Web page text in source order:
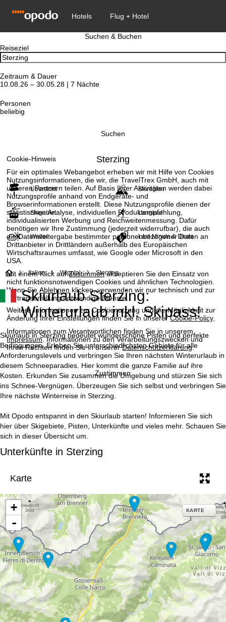
Cookie-Hinweis
Für ein optimales Webangebot erheben wir mit Hilfe von Cookies
Nutzungsinformationen, die wir, die TravelTrex GmbH, auch mit
unseren Partnern teilen. Auf Basis Ihrer Aktivitäten werden dabei
Nutzungsprofile anhand von Endgeräte- und
Browserinformationen erstellt. Diese Nutzungsprofile dienen der
statistischen Analyse, individuellen Produktempfehlung,
individualisierten Werbung und Reichweitenmessung. Dafür
benötigen wir Ihre Zustimmung (jederzeit widerrufbar), die auch
die Datenweitergabe bestimmter personenbezogener Daten an
Drittanbieter in Drittländern außerhalb des Europäischen
Wirtschaftsraumes umfasst, wie Google oder Microsoft in den
USA.
Mit einem Klick aufZustimmenakzeptieren Sie den Einsatz von
nicht funktionsnotwendigen Cookies und ähnlichen Technologien.
Wenn SieAblehnen klicken, verwenden wir nur technisch und zur
Vertragserfüllung notwendige Dienste.
Weitere Informationen zur Cookienutzung und die Möglichkeit zur
Änderung Ihrer Einstellungen finden Sie in unsererCookie-Policy.
Informationen zum Verantwortlichen finden Sie in unserem
Impressum. Informationen zu den Verarbeitungszwecken und
Ihren Rechten finden Sie in unsererDatenschutzerklärung.
Zustimmen
Suchen & Buchen
Reiseziel
Zeitraum & Dauer
10.08.26 – 30.05.28 | 7 Nächte
Personen
beliebig
Suchen
Sterzing
Übersicht Skiregion
Skigebiet Langlauf
Wetter Last-Minute & Deals
S
t
a
r
t
s
e
i
t
Italien Wipptal Sterzing
Skiurlaub Sterzing:
Winterurlaub inkl. Skipass!
Skiurlaub in Sterzing bedeutet wunderschöne Pisten und perfekte
Bedingungen. Erleben Sie unterschiedlichsten Gebiete für alle
Anforderungslevels und verbringen Sie Ihren nächsten Winterurlaub in
diesem Schneeparadies. Hier kommt die ganze Familie auf ihre
Kosten. Erkunden Sie zusammen die Umgebung und stürzen Sie sich
ins Schnee-Vergnügen. Überzeugen Sie sich selbst und verbringen Sie
Ihre nächste Winterreise in Sterzing.
Mit Opodo entspannt in den Skiurlaub starten! Informieren Sie sich
hier über Skigebiete, Pisten, Unterkünfte und vieles mehr. Schauen Sie
sich in dieser Übersicht um.
Unterkünfte in Sterzing
Karte
+
-
KARTE